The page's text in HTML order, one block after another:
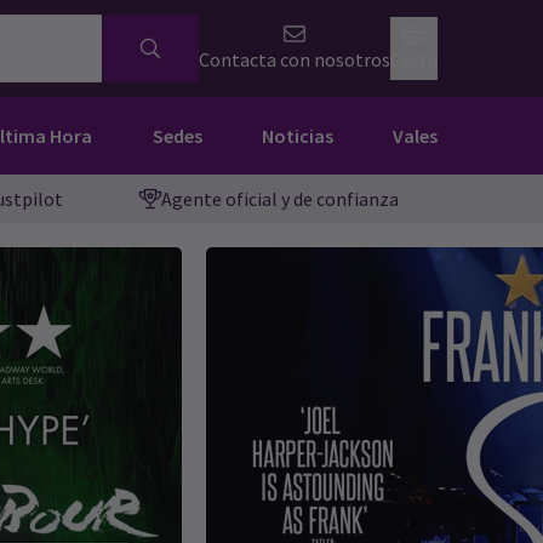
Contacta con nosotros
Hora Sedes Noticias Vales
Agente oficial y de confianza